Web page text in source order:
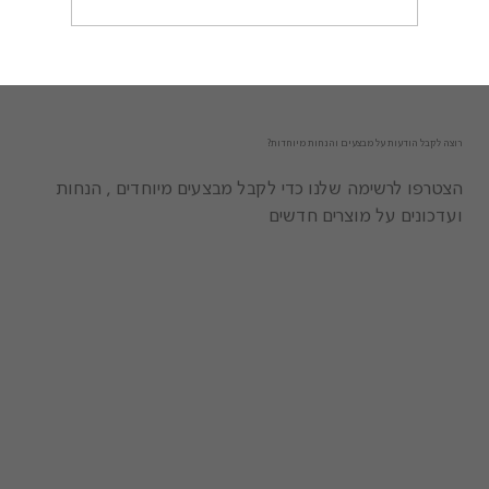
רוצה לקבל הודעות על מבצעים והנחות מיוחדות?
הצטרפו לרשימה שלנו כדי לקבל מבצעים מיוחדים , הנחות
ועדכונים על מוצרים חדשים